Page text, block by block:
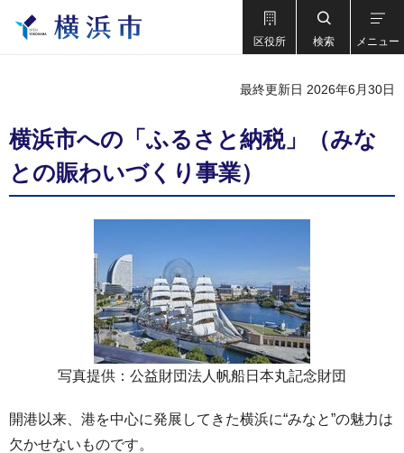
区役所 検索 メニュー
最終更新日 2026年6月30日
横浜市への「ふるさと納税」（みな
との賑わいづくり事業）
写真提供：公益財団法人帆船日本丸記念財団
開港以来、港を中心に発展してきた横浜に“みなと”の魅力は
欠かせないものです。